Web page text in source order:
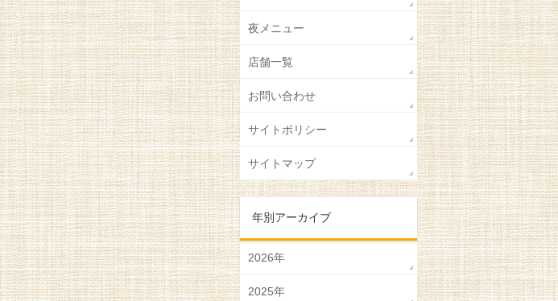
夜メニュー
店舗一覧
お問い合わせ
サイトポリシー
サイトマップ
年別アーカイブ
2026年
2025年